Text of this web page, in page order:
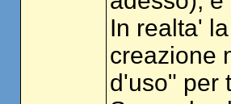
In realta'
creazione
d'uso" per